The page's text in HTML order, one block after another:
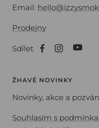
Email:
Prodejny
Sdílet
ŽHAVÉ NOVINKY
Novinky, akce a
Souhlasím s